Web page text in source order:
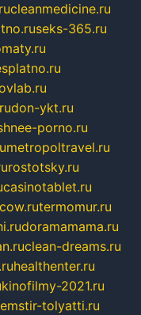
cleanmedicine.ru
seks-365.ru
don-ykt.ru
porno.ru
metropoltravel.ru
rostotsky.ru
casinotablet.ru
termomur.ru
doramamama.ru
clean-dreams.ru
healthenter.ru
kinofilmy-2021.ru
tolyatti.ru